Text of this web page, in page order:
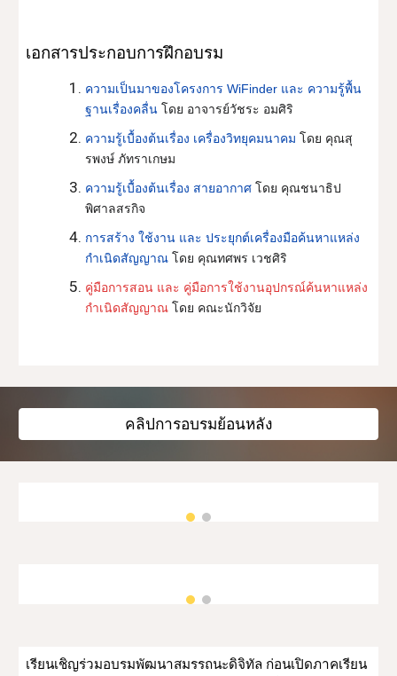
เอกสารประกอบการฝึกอบรม
ความเป็นมาของโครงการ WiFinder และ ความรู้พื้น
ฐานเรื่องคลื่น โดย อาจารย์วัชระ อมศิริ
ความรู้เบื้องต้นเรื่อง เครื่องวิทยุคมนาคม โดย คุณสุ
รพงษ์ ภัทราเกษม
ความรู้เบื้องต้นเรื่อง สายอากาศ โดย คุณชนาธิป
พิศาลสรกิจ
การสร้าง ใช้งาน และ ประยุกต์เครื่องมือค้นหาแหล่ง
กำเนิดสัญญาณ โดย คุณทศพร เวชศิริ
คู่มือการสอน และ คู่มือการใช้งานอุปกรณ์ค้นหาแหล่ง
กำเนิดสัญญาณ โดย คณะนักวิจัย
คลิปการอบรมย้อนหลัง
เรียนเชิญร่วมอบรมพัฒนาสมรรถนะดิจิทัล ก่อนเปิดภาคเรียน